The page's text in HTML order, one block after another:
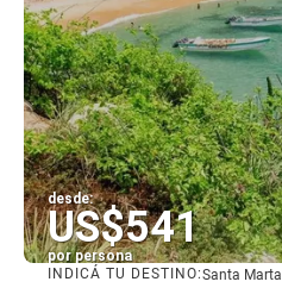
desde:
US$541
por persona
INDICÁ TU DESTINO:Santa Marta